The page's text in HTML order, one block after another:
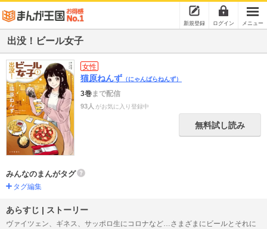
新規登録 ログイン メニュー
出没！ビール女子
女性
猫原ねんず （にゃんばらねんず）
3巻まで配信
93人 がお気に入り登録中
無料試し読み
みんなのまんがタグ
タグ編集
あらすじ | ストーリー
ヴァイツェン、ギネス、サッポロ生にコロナなど…さまざまにビールとそれに